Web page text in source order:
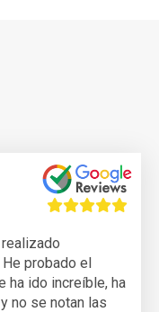
probado el
ha ido increíble, ha
no se notan las